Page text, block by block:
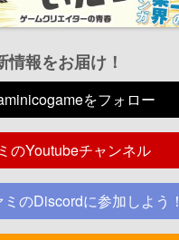
情報をお届け！
をフォロー
のYoutubeチャンネル
のDiscordに参加しよう！